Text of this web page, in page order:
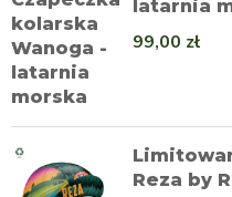
latarnia
99,00 zł
Reza by